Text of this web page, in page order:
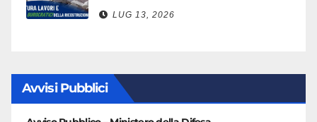
LUG 13, 2026
Avvisi Pubblici